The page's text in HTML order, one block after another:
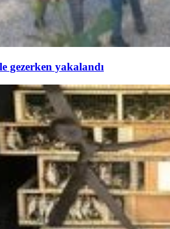
gezerken yakalandı